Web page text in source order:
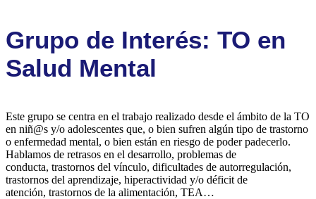
Grupo de Interés: TO en
Salud Mental
Este grupo se centra en el trabajo realizado desde el ámbito de la TO
en niñ@s y/o adolescentes que, o bien sufren algún tipo de trastorno
o enfermedad mental, o bien están en riesgo de poder padecerlo.
Hablamos de retrasos en el desarrollo, problemas de
conducta, trastornos del vínculo, dificultades de autorregulación,
trastornos del aprendizaje, hiperactividad y/o déficit de
atención, trastornos de la alimentación, TEA…